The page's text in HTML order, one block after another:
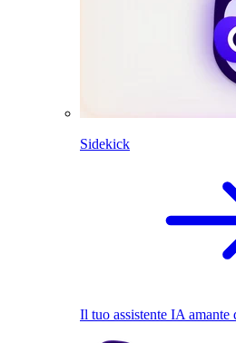
Sidekick
Il tuo assistente IA amante